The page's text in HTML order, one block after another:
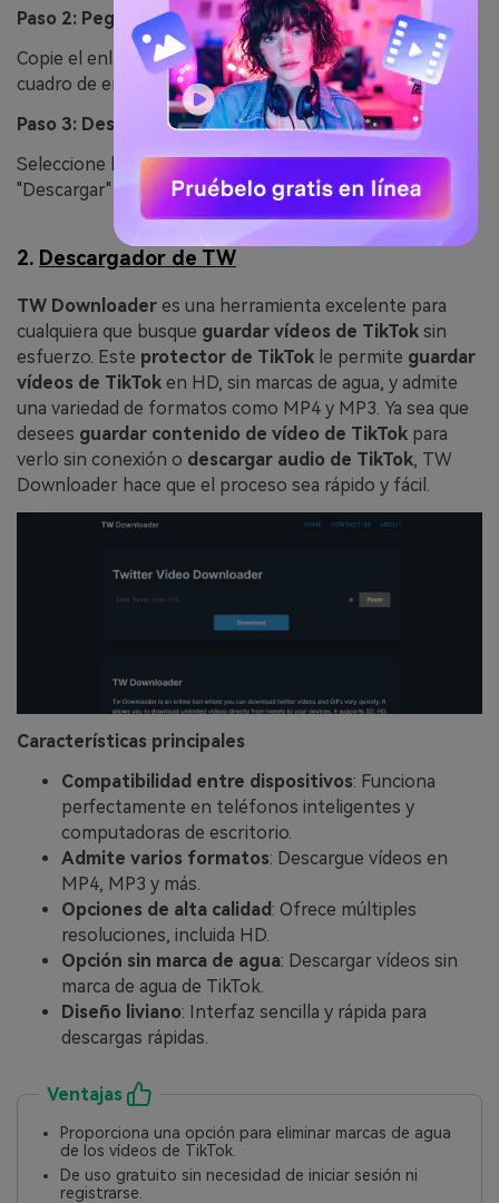
Paso 2: Pegar la URL del vídeo
Copie el enlace del vídeo de TikTok y péguelo en el
cuadro de entrada del sitio web.
Paso 3: Descargar el vídeo
Seleccione la calidad de vídeo deseada y haga clic en
"Descargar" para guardar el archivo.
2. Descargador de TW
TW Downloader es una herramienta excelente para
cualquiera que busque guardar vídeos de TikTok sin
esfuerzo. Este protector de TikTok le permite guardar
vídeos de TikTok en HD, sin marcas de agua, y admite
una variedad de formatos como MP4 y MP3. Ya sea que
desees guardar contenido de vídeo de TikTok para
verlo sin conexión o descargar audio de TikTok, TW
Downloader hace que el proceso sea rápido y fácil.
Características principales
Compatibilidad entre dispositivos: Funciona
perfectamente en teléfonos inteligentes y
computadoras de escritorio.
Admite varios formatos: Descargue vídeos en
MP4, MP3 y más.
Opciones de alta calidad : Ofrece múltiples
resoluciones, incluida HD.
Opción sin marca de agua: Descargar vídeos sin
marca de agua de TikTok.
Diseño liviano: Interfaz sencilla y rápida para
descargas rápidas.
Ventajas
Proporciona una opción para eliminar marcas de agua
de los vídeos de TikTok.
De uso gratuito sin necesidad de iniciar sesión ni
registrarse.